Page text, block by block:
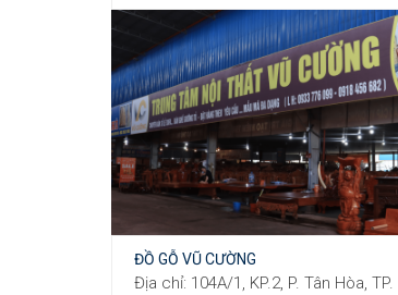
ĐỒ GỖ VŨ CƯỜNG
Địa chỉ: 104A/1, KP.2, P. Tân Hòa,